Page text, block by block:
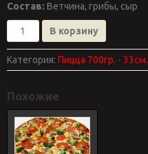
Состав: Ветчина, грибы, сыр
Количество
товара
Классическая
700гр.
В корзину
Категория: Пицца 700гр. - 33см.
Похожие